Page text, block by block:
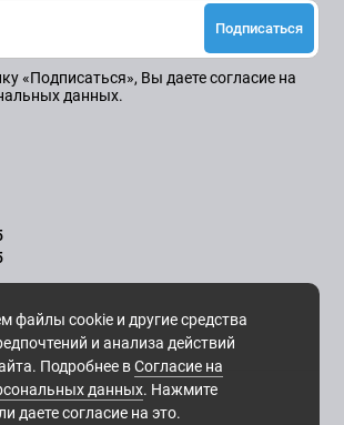
файлы cookie и другие средства
и анализа действий
Подробнее вСогласие на
данных. Нажмите
даете согласие на это.
Подписаться
«Подписаться», Вы даетесогласие на
данных.
21.00